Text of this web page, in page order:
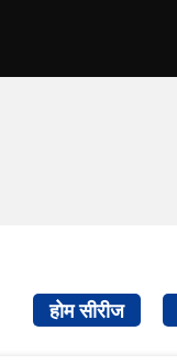
होम सीरीज